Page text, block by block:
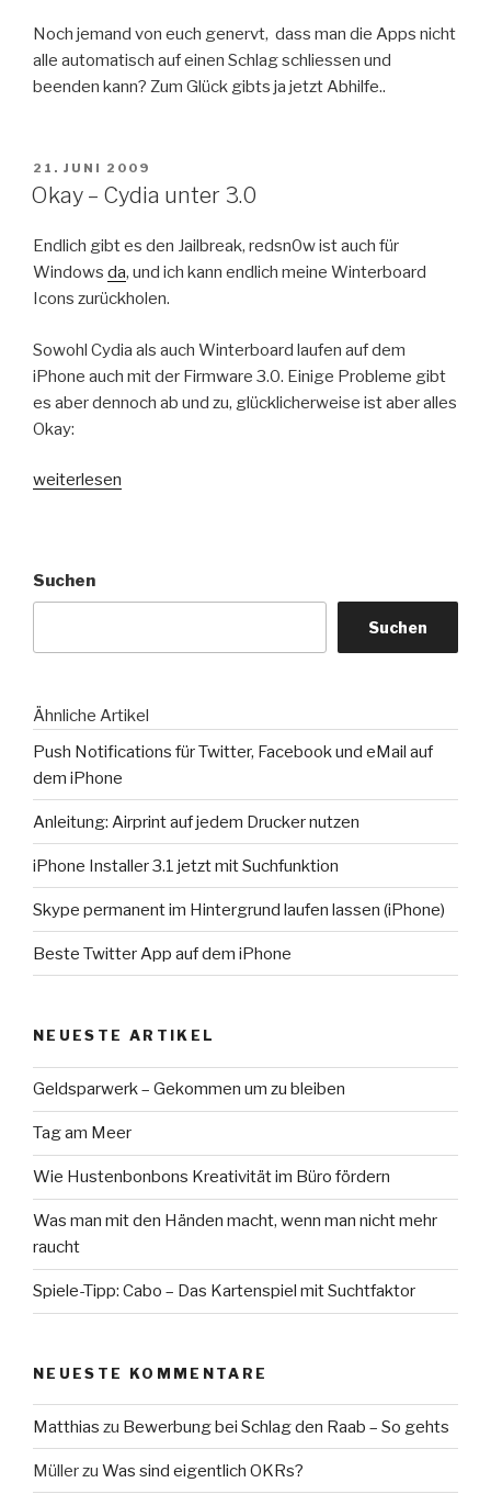
Noch jemand von euch genervt, dass man die Apps nicht
alle automatisch auf einen Schlag schliessen und
beenden kann? Zum Glück gibts ja jetzt Abhilfe..
VERÖFFENTLICHT
AM
21. JUNI 2009
Okay – Cydia unter 3.0
Endlich gibt es den Jailbreak, redsn0w ist auch für
Windows da, und ich kann endlich meine Winterboard
Icons zurückholen.
Sowohl Cydia als auch Winterboard laufen auf dem
iPhone auch mit der Firmware 3.0. Einige Probleme gibt
es aber dennoch ab und zu, glücklicherweise ist aber alles
Okay:
„Okay
3.0“
weiterlesen
Suchen
Suchen
Ähnliche Artikel
Push Notifications für Twitter, Facebook und eMail auf
dem iPhone
Anleitung: Airprint auf jedem Drucker nutzen
iPhone Installer 3.1 jetzt mit Suchfunktion
Skype permanent im Hintergrund laufen lassen (iPhone)
Beste Twitter App auf dem iPhone
NEUESTE ARTIKEL
Geldsparwerk – Gekommen um zu bleiben
Tag am Meer
Wie Hustenbonbons Kreativität im Büro fördern
Was man mit den Händen macht, wenn man nicht mehr
raucht
Spiele-Tipp: Cabo – Das Kartenspiel mit Suchtfaktor
NEUESTE KOMMENTARE
Matthias zu Bewerbung bei Schlag den Raab – So gehts
Müllerzu Was sind eigentlich OKRs?